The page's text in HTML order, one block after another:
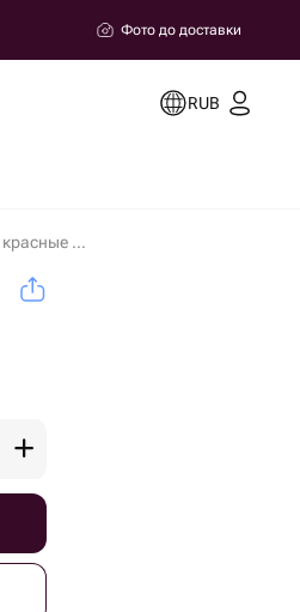
Фото до доставки
RUB
Фольгированные шары сердца красные в Сириусе